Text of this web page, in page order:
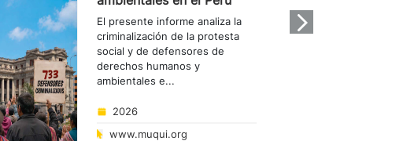
El presente informe analiza la
criminalización de la protesta
social y de defensores de
derechos humanos y
ambientales e...
2026
www.muqui.org
›